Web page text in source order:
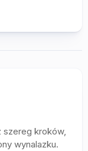
szereg kroków,
wynalazku.